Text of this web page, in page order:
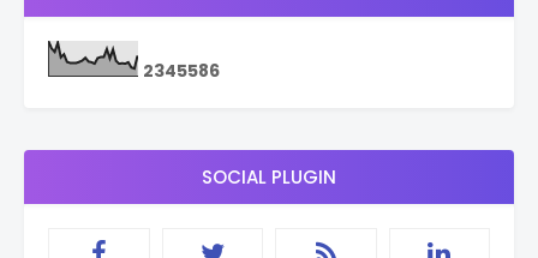
2345586
SOCIAL PLUGIN